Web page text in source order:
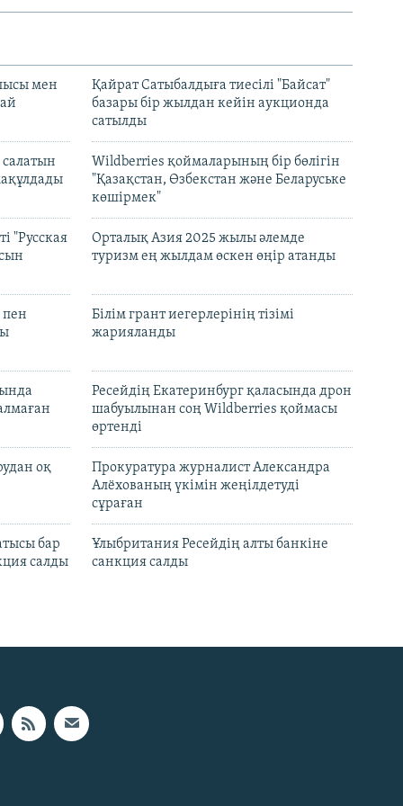
мен
Қайрат Сатыбалдыға тиесілі "Байсат"
базары бір жылдан кейін аукционда
сатылды
Wildberries қоймаларының бір бөлігін
"Қазақстан, Өзбекстан және Беларуське
көшірмек"
"Русская
Орталық Азия 2025 жылы әлемде
туризм ең жылдам өскен өңір атанды
Білім грант иегерлерінің тізімі
жарияланды
Ресейдің Екатеринбург қаласында дрон
шабуылынан соң Wildberries қоймасы
өртенді
оқ
Прокуратура журналист Александра
Алёхованың үкімін жеңілдетуді
сұраған
бар
салды
Ұлыбритания Ресейдің алты банкіне
санкция салды